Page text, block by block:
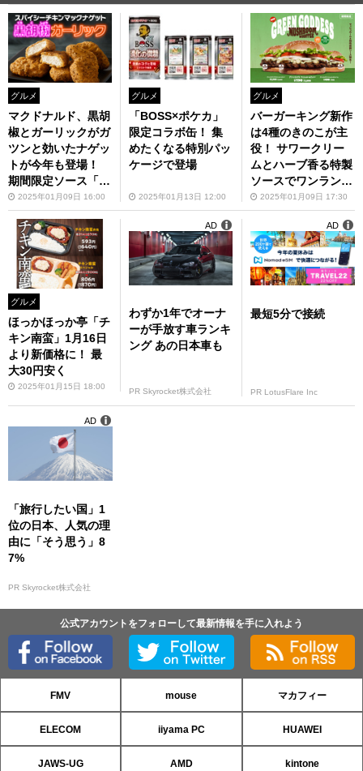
グルメ
マクドナルド、黒胡
椒とガーリックがガ
ツンと効いたナゲッ
トが今年も登場！
期間限定ソース「コ
ク深にんにく」「3
種のチーズ」
2025年01月09日 16:00
グルメ
「BOSS×ポケカ」
限定コラボ缶！ 集
めたくなる特別パッ
ケージで登場
2025年01月13日 12:00
グルメ
バーガーキング新作
は4種のきのこが主
役！ サワークリー
ムとハーブ香る特製
ソースでワンランク
上の味わい
2025年01月09日 17:30
グルメ
ほっかほっか亭「チ
キン南蛮」1月16日
より新価格に！ 最
大30円安く
2025年01月15日 18:00
わずか1年でオーナ
ーが手放す車ランキ
ング あの日本車も
PR Skyrocket株式会社
AD
最短5分で接続
PR LotusFlare Inc
AD
「旅行したい国」1
位の日本、人気の理
由に「そう思う」8
7%
PR Skyrocket株式会社
AD
公式アカウントをフォローして最新情報を手に入れよう
FMV mouse マカフィー
ELECOM iiyama PC HUAWEI
JAWS-UG AMD kintone